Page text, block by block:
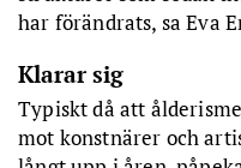
har förändrats, sa Eva
Klarar sig
Typiskt då att
mot konstnärer och